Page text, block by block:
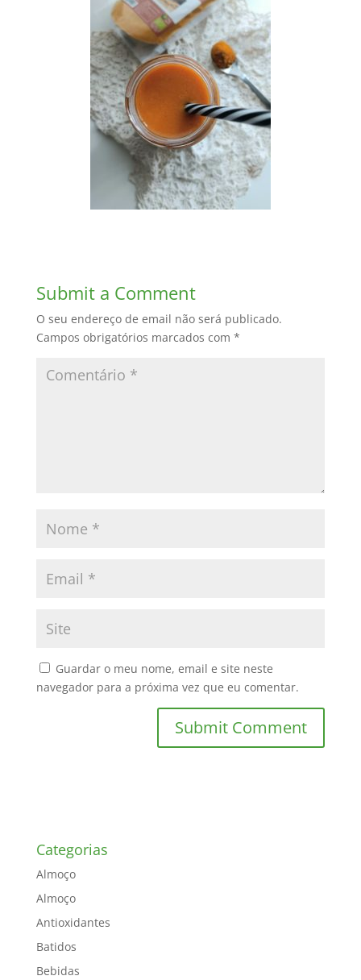
Submit a Comment
O seu endereço de email não será publicado.
Campos obrigatórios marcados com *
Guardar o meu nome, email e site neste
navegador para a próxima vez que eu comentar.
Categorias
Almoço
Almoço
Antioxidantes
Batidos
Bebidas